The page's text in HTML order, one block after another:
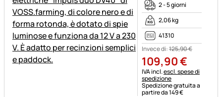
2 - 5 giorni
2,06 kg
41310
Invece di:125,90€
109,90€
Informazioni fiscali:
IVA incl.escl. spese di
spedizione
Spedizione gratuita a
partire da 149 €